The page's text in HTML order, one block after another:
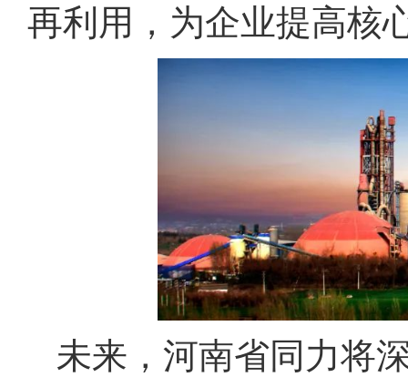
再利用，为企业提高核
未来，河南省同力将